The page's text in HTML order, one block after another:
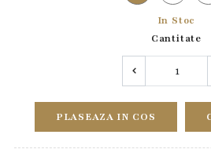
In Stoc
Cantitate
PLASEAZA IN COS